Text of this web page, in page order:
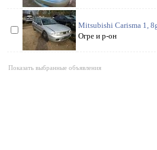
Mitsubishi Carisma 1,
Огре и р-он
Показать выбранные объявления